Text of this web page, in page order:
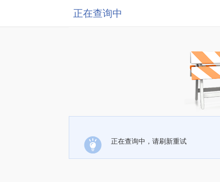
正在查询中
正在查询中，请刷新重试